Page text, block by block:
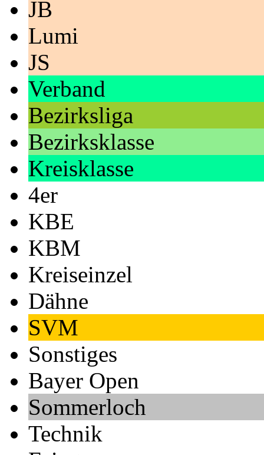
JB
Lumi
JS
Verband
Bezirksliga
Bezirksklasse
Kreisklasse
4er
KBE
KBM
Kreiseinzel
Dähne
SVM
Sonstiges
Bayer Open
Sommerloch
Technik